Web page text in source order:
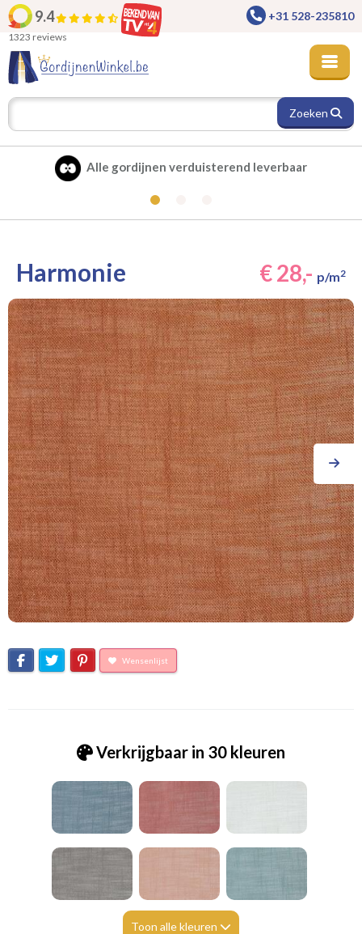
9.4
1323 reviews
+31 528-235810
Zoeken
Perfect op maat gemaakt
Harmonie € 28,- p/m2
Wensenlijst
Verkrijgbaar in 30 kleuren
Toon alle kleuren